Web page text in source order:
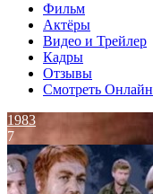
Фильм
Актёры
Видео и Трейлер
Кадры
Отзывы
Смотреть Онлайн
1983
7